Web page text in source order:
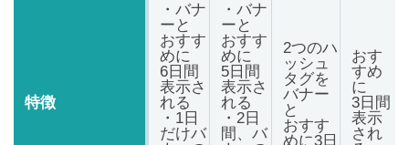
特徴
・バナ
ーと
おすす
めに
6日間
表示さ
れる
・1日
だけバ
・バナ
ーと
おすす
めに
5日間
表示さ
れる
・2日
間、バ
2つのハ
ッシュ
タグを
バナー
と
おすす
めに3日
おす
すめ
に
3日間
表示
され